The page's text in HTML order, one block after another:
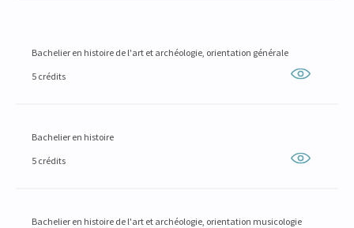
Bachelier en histoire de l'art et archéologie, orientation générale
5 crédits
Bachelier en histoire
5 crédits
Bachelier en histoire de l'art et archéologie, orientation musicologie